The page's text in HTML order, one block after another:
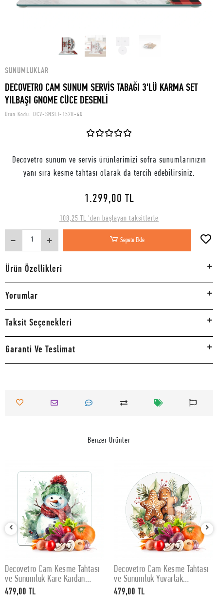
SUNUMLUKLAR
DECOVETRO CAM SUNUM SERVİS TABAĞI 3'LÜ KARMA SET
YILBAŞI GNOME CÜCE DESENLİ
Ürün Kodu: DCV-SNSET-1528-4Q
Decovetro sunum ve servis ürünlerimizi sofra sunumlarınızın
yanı sıra kesme tahtası olarak da tercih edebilirsiniz.
1.299,00 TL
108,25 TL 'den başlayan taksitlerle
Sepete Ekle
Ürün Özellikleri
Yorumlar
Taksit Seçenekleri
Garanti Ve Teslimat
Benzer Ürünler
SEPETE EKLE
Decovetro Cam Kesme Tahtası
ve Sunumluk Kare Kardan
Adam Desenli 30 x 30 cm
479,00 TL
SEPETE EKLE
Decovetro Cam Kesme Tahtası
ve Sunumluk Yuvarlak
Gingerbread Yılbaşı Kurabiye
Desenli 30 x 30 cm
479,00 TL